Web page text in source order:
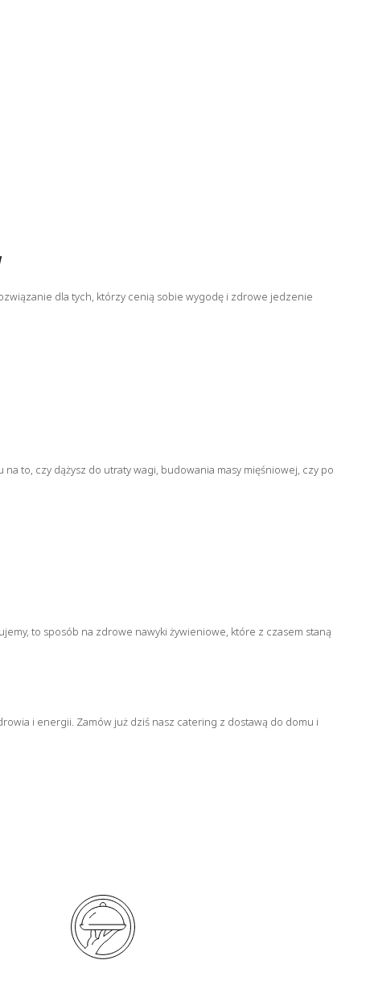
dla tych, którzy cenią sobie wygodę i zdrowe jedzenie
to, czy dążysz do utraty wagi, budowania masy mięśniowej, czy po
to sposób na zdrowe nawyki żywieniowe, które z czasem staną
i energii. Zamów już dziś nasz catering z dostawą do domu i